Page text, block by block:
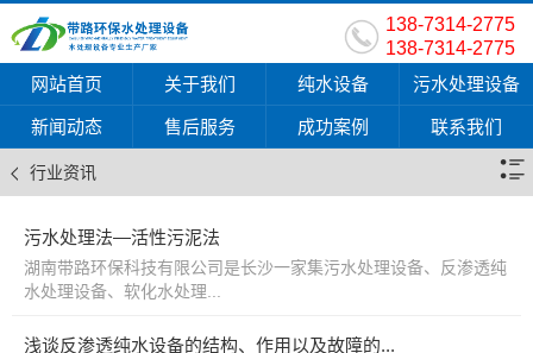
138-7314-2775
138-7314-2775
网站首页
关于我们 纯水设备 污水处理设备
新闻动态 售后服务 成功案例 联系我们
行业资讯
污水处理法—活性污泥法
湖南带路环保科技有限公司是长沙一家集污水处理设备、反渗透纯
水处理设备、软化水处理...
浅谈反渗透纯水设备的结构、作用以及故障的...